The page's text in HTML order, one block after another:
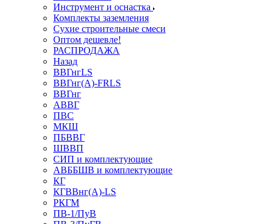
Инструмент и оснастка
Комплекты заземления
Сухие строительные смеси
Оптом дешевле!
РАСПРОДАЖА
Назад
ВВГнгLS
ВВГнг(А)-FRLS
ВВГнг
АВВГ
ПВС
МКШ
ПБВВГ
ШВВП
СИП и комплектующие
АВББШВ и комплектующие
КГ
КГВВнг(А)-LS
РКГМ
ПВ-1/ПуВ